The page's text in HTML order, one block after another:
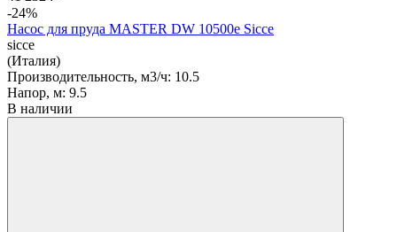
-24%
Насос для пруда MASTER DW 10500e Sicce
sicce
(Италия)
Производительность, м3/ч: 10.5
Напор, м: 9.5
В наличии